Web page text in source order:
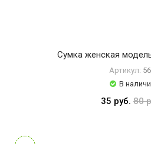
Сумка женская
Артикул:
В
35 руб. 80